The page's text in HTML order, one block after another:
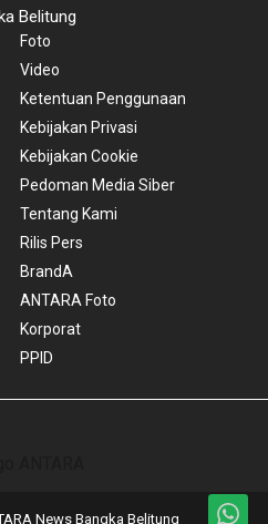
Belitung
Foto
Video
Ketentuan Penggunaan
Kebijakan Privasi
Kebijakan Cookie
Pedoman Media Siber
Tentang Kami
Rilis Pers
BrandA
ANTARA Foto
Korporat
PPID
News Bangka Belitung